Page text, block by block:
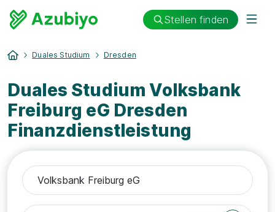
Stellen finden
Duales Studium Dresden
Duales Studium Volksbank
Freiburg eG Dresden
Finanzdienstleistung